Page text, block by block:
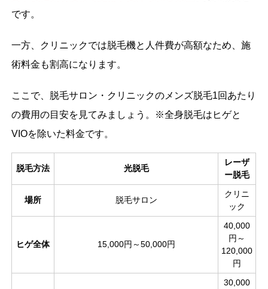
です。
一方、クリニックでは脱毛機と人件費が高額なため、施
術料金も割高になります。
ここで、脱毛サロン・クリニックのメンズ脱毛1回あたり
の費用の目安を見てみましょう。※全身脱毛はヒゲと
VIOを除いた料金です。
脱毛方法 光脱毛
レーザ
ー脱毛
場所 脱毛サロン
クリニ
ック
ヒゲ全体 15,000円～50,000円
40,000
円～
120,000
円
30,000